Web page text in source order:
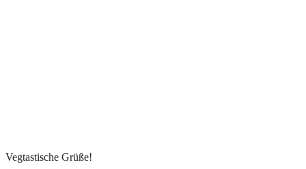
Vegtastische Grüße!